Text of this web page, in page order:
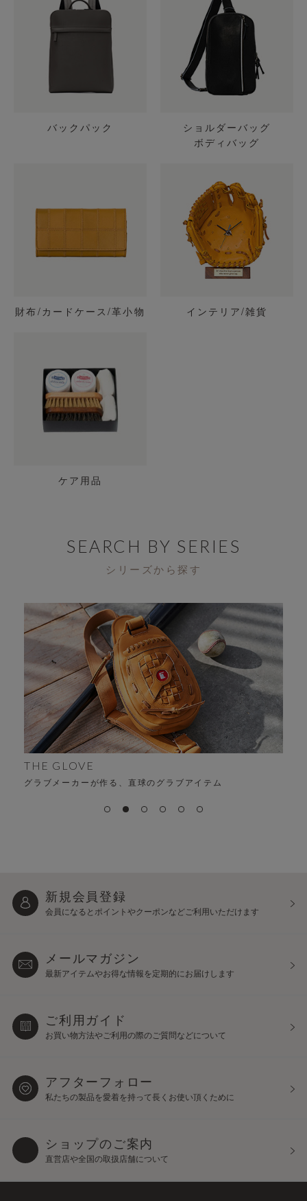
バックパック
ショルダーバッグ
ボディバッグ
財布/カードケース/革小物 インテリア/雑貨
ケア用品
SEARCH BY SERIES
シリーズから探す
THE GLOVE
グラブメーカーが作る、直球のグラブアイテム
新規会員登録
会員になるとポイントやクーポンなどご利用いただけます
メールマガジン
最新アイテムやお得な情報を定期的にお届けします
ご利用ガイド
お買い物方法やご利用の際のご質問などについて
アフターフォロー
私たちの製品を愛着を持って長くお使い頂くために
ショップのご案内
直営店や全国の取扱店舗について